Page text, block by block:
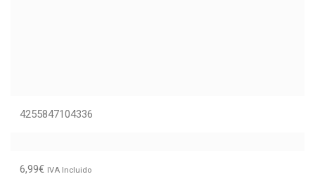
4255847104336
6,99€ IVA Incluido